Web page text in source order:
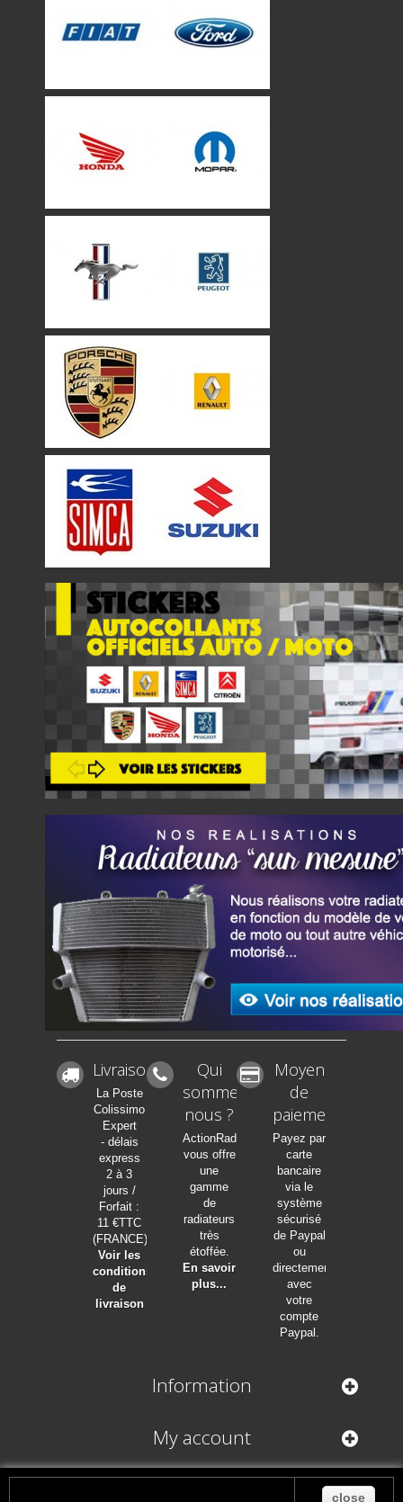
Livraison
La Poste
Colissimo
Expert
- délais
express
2 à 3
jours /
Forfait :
11 €TTC
(FRANCE)
Voir les
conditions
de
livraison
Qui
sommes-
nous ?
ActionRadia
vous offre
une
gamme
de
radiateurs
très
étoffée.
En savoir
plus...
Moyen
de
paiement
Payez par
carte
bancaire
via le
système
sécurisé
de Paypal
ou
directement
avec
votre
compte
Paypal.
Information
My account
close